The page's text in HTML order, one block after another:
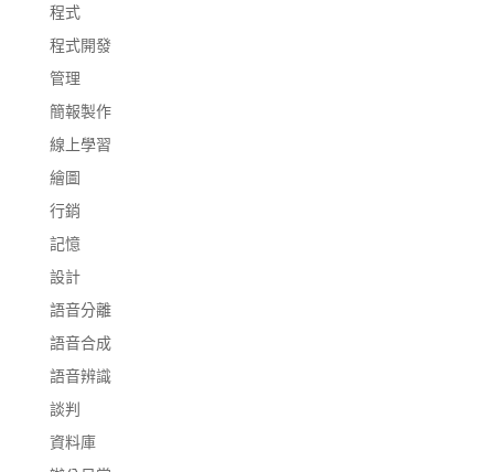
程式
程式開發
管理
簡報製作
線上學習
繪圖
行銷
記憶
設計
語音分離
語音合成
語音辨識
談判
資料庫